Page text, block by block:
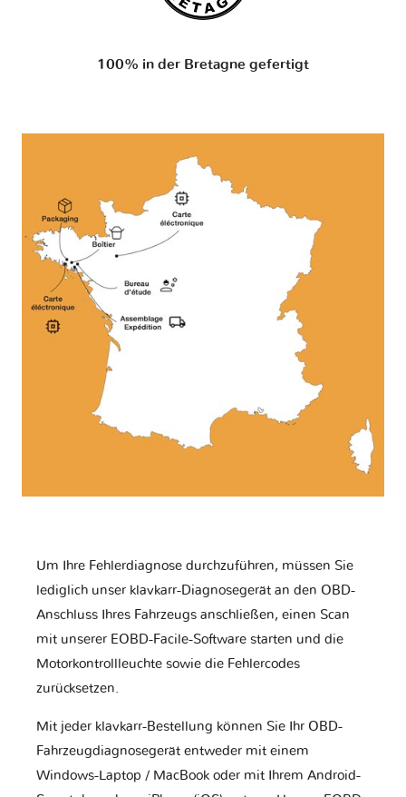
100% in der Bretagne gefertigt
Um Ihre Fehlerdiagnose durchzuführen, müssen Sie
lediglich unser klavkarr-Diagnosegerät an den OBD-
Anschluss Ihres Fahrzeugs anschließen, einen Scan
mit unserer EOBD-Facile-Software starten und die
Motorkontrollleuchte sowie die Fehlercodes
zurücksetzen.
Mit jeder klavkarr-Bestellung können Sie Ihr OBD-
Fahrzeugdiagnosegerät entweder mit einem
Windows-Laptop / MacBook oder mit Ihrem Android-